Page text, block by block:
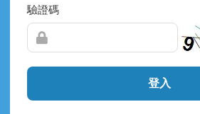
驗證碼
登入